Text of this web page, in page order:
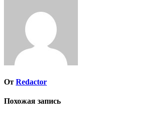
От Redactor
Похожая запись